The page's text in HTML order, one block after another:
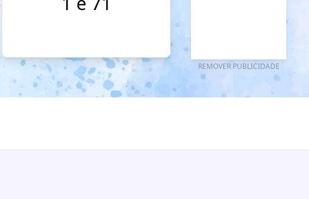
REMOVER PUBLICIDADE